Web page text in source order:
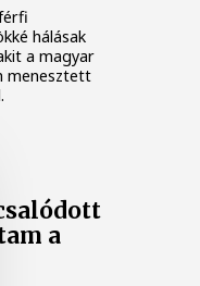
hálásak
a magyar
menesztett
a